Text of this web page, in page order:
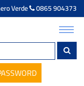
Verde 0865 904373